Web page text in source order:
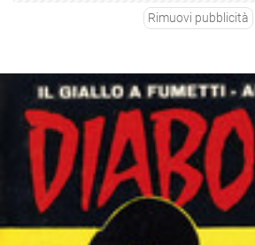
Rimuovi pubblicità